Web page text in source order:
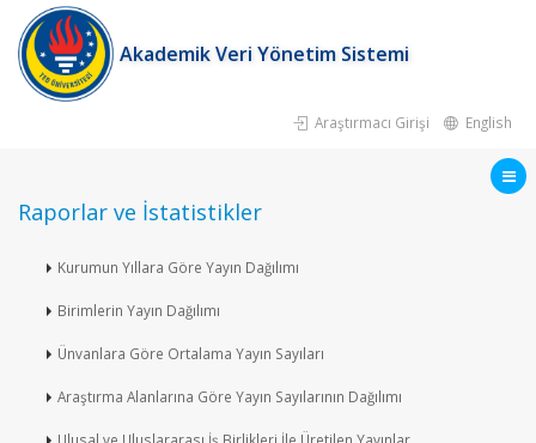
Akademik Veri Yönetim Sistemi
Araştırmacı Girişi English
Raporlar ve İstatistikler
Kurumun Yıllara Göre Yayın Dağılımı
Birimlerin Yayın Dağılımı
Ünvanlara Göre Ortalama Yayın Sayıları
Araştırma Alanlarına Göre Yayın Sayılarının Dağılımı